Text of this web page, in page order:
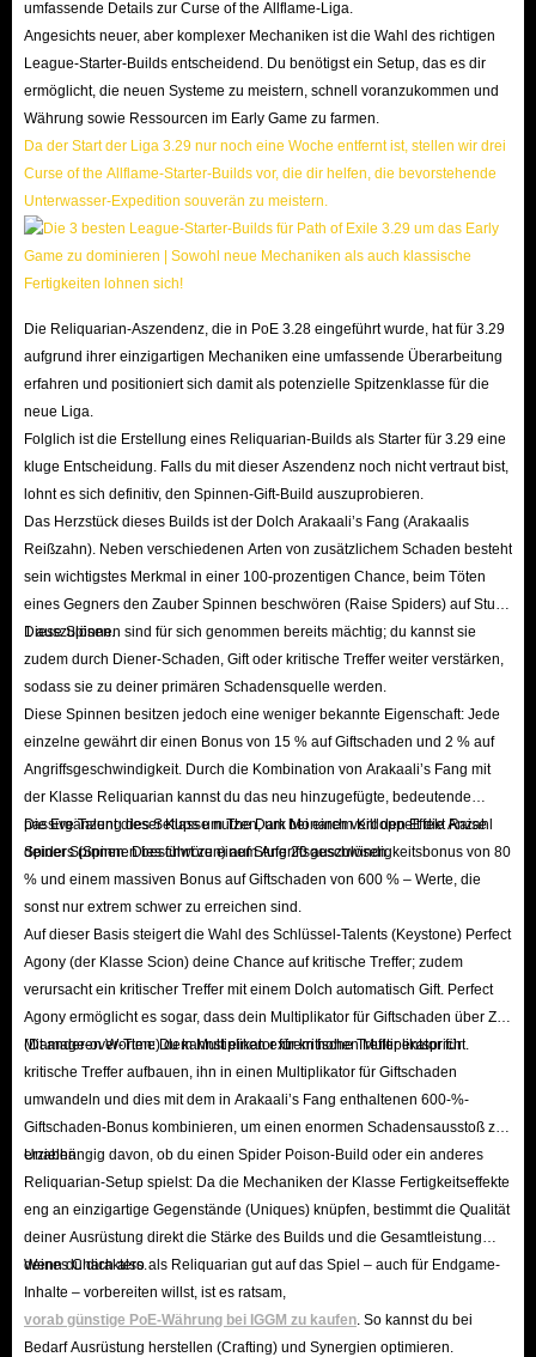
bei IGGM
Ist die Quelle der PS-Währung sicher?
Ja, Sie können unbesorgt sein. Alle bei IGGM angebotenen PoE PS-
Währungen stammen von verifizierten und zuverlässigen Lieferanten. Wir
kurzfristiger Profit.
Warum benötigen Sie meine Informationen?
Um eine reibungslose Lieferung der Orbs zu gewährleisten, benötigen wir
Charakternamen
ausschließlich für die Zustellung und wird Ihre Informationen niemals an
Dritte verkaufen.
Wie erfolgt die Lieferung?
Unser Team sucht Sie im Spiel anhand Ihres Charakternamens und lädt Sie
in eine Gruppe ein. Um den Handel sicher zu gestalten, übergeben Sie uns
bitte einige Gegenstände, die Sie nicht mehr benötigen. Wenn Sie online
sind, erhalten Sie Ihre Währung innerhalb weniger Minuten.
Keine Sorge. Prüfen Sie zuerst Ihre Bestelldaten und kontaktieren Sie dann
unseren24/7 Online-Kundensupport. Wir werden die Situation
umgehend prüfen und eine Lösung finden.
Was, wenn ich den falschen Server gewählt habe?
Kontaktieren Sie sofort den IGGM-Kundendienst. Wenn die Bestellung
noch nicht geliefert wurde, aktualisieren wir die Daten. Falls der Versand
bereits läuft, kann es zu Verzögerungen kommen. Bitte prüfen Sie Ihre
Angaben daher vor der Zahlung genau.
Ist IGGM der günstigste Anbieter?
Absolut. Unsere Preise für PS4/5 Orbs sind extrem wettbewerbsfähig. Wir
überwachen täglich den Markt und bieten zusätzlich verschiedene Rabatte
an:
Rabattauf jede Bestellung.
Feiertags-Sales:Zu Anlässen wie Black Friday oder Weihnachten
bieten wir exklusive Gutscheincodes an.
Empfehlen Sie uns weiter und verdienen Sie
Provisionen, die Sie sich auszahlen lassen oder in In-Game-Währung
umtauschen können.
Giveaways:Besuchen Sie unseren IGGM Discord für die Chance auf
kostenlose Orbs!
Wir bieten eine Vielzahl sicherer Methoden an, darunterPayPal,
umfassende Details zur Curse of the Allflame-Liga.
Angesichts neuer, aber komplexer Mechaniken ist die Wahl des richtigen
League-Starter-Builds entscheidend. Du benötigst ein Setup, das es dir
ermöglicht, die neuen Systeme zu meistern, schnell voranzukommen und
Währung sowie Ressourcen im Early Game zu farmen.
Da der Start der Liga 3.29 nur noch eine Woche entfernt ist, stellen wir drei
Curse of the Allflame-Starter-Builds vor, die dir helfen, die bevorstehende
Unterwasser-Expedition souverän zu meistern.
Die Reliquarian-Aszendenz, die in PoE 3.28 eingeführt wurde, hat für 3.29
aufgrund ihrer einzigartigen Mechaniken eine umfassende Überarbeitung
erfahren und positioniert sich damit als potenzielle Spitzenklasse für die
neue Liga.
Folglich ist die Erstellung eines Reliquarian-Builds als Starter für 3.29 eine
kluge Entscheidung. Falls du mit dieser Aszendenz noch nicht vertraut bist,
lohnt es sich definitiv, den Spinnen-Gift-Build auszuprobieren.
Das Herzstück dieses Builds ist der Dolch Arakaali’s Fang (Arakaalis
Reißzahn). Neben verschiedenen Arten von zusätzlichem Schaden besteht
sein wichtigstes Merkmal in einer 100-prozentigen Chance, beim Töten
eines Gegners den Zauber Spinnen beschwören (Raise Spiders) auf Stufe
1 auszulösen.
Diese Spinnen sind für sich genommen bereits mächtig; du kannst sie
zudem durch Diener-Schaden, Gift oder kritische Treffer weiter verstärken,
sodass sie zu deiner primären Schadensquelle werden.
Diese Spinnen besitzen jedoch eine weniger bekannte Eigenschaft: Jede
einzelne gewährt dir einen Bonus von 15 % auf Giftschaden und 2 % auf
Angriffsgeschwindigkeit. Durch die Kombination von Arakaali’s Fang mit
der Klasse Reliquarian kannst du das neu hinzugefügte, bedeutende
passive Talent dieser Klasse nutzen, um bei einem Kill den Effekt Raise
Spiders (Spinnen beschwören) auf Stufe 20 auszulösen.
Die Ergänzung des Setups um The Dark Monarch verdoppelt die Anzahl
deiner Spinnen. Dies führt zu einem Angriffsgeschwindigkeitsbonus von 80
% und einem massiven Bonus auf Giftschaden von 600 % – Werte, die
sonst nur extrem schwer zu erreichen sind.
Auf dieser Basis steigert die Wahl des Schlüssel-Talents (Keystone) Perfect
Agony (der Klasse Scion) deine Chance auf kritische Treffer; zudem
verursacht ein kritischer Treffer mit einem Dolch automatisch Gift. Perfect
Agony ermöglicht es sogar, dass dein Multiplikator für Giftschaden über Zeit
(Damage-over-Time) dem Multiplikator für kritische Treffer entspricht.
Mit anderen Worten: Du kannst einen extrem hohen Multiplikator für
kritische Treffer aufbauen, ihn in einen Multiplikator für Giftschaden
umwandeln und dies mit dem in Arakaali’s Fang enthaltenen 600-%-
Giftschaden-Bonus kombinieren, um einen enormen Schadensausstoß zu
erzielen.
Unabhängig davon, ob du einen Spider Poison-Build oder ein anderes
Reliquarian-Setup spielst: Da die Mechaniken der Klasse Fertigkeitseffekte
eng an einzigartige Gegenstände (Uniques) knüpfen, bestimmt die Qualität
deiner Ausrüstung direkt die Stärke des Builds und die Gesamtleistung
deines Charakters.
Wenn du dich also als Reliquarian gut auf das Spiel – auch für Endgame-
Inhalte – vorbereiten willst, ist es ratsam,
vorab günstige PoE-Währung bei IGGM zu kaufen . So kannst du bei
Bedarf Ausrüstung herstellen (Crafting) und Synergien optimieren.